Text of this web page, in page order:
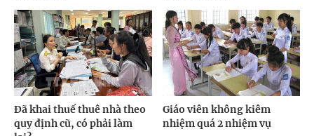
Đã khai thuế thuê nhà theo
quy định cũ, có phải làm
Giáo viên không kiêm
nhiệm quá 2 nhiệm vụ